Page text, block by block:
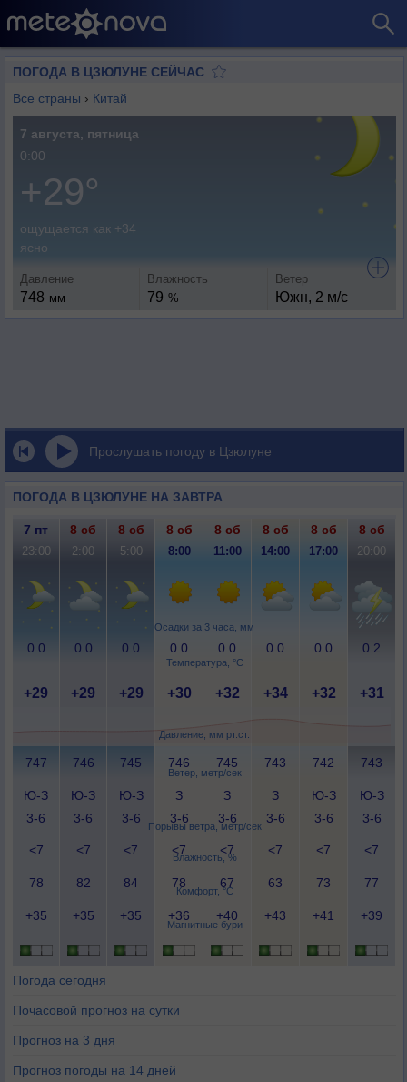
ПОГОДА В ЦЗЮЛУНЕ СЕЙЧАС
Все страны › Китай
7 августа, пятница
0:00
+29°
ощущается как +34
ясно
Давление
748 мм
Влажность
79 %
Ветер
Южн, 2 м/с
Прослушать погоду в Цзюлуне
ПОГОДА В ЦЗЮЛУНЕ НА ЗАВТРА
Осадки за 3 часа, мм
Температура, °C
Давление, мм рт.ст.
Ветер, метр/сек
Порывы ветра, метр/сек
Влажность, %
Комфорт, °C
Магнитные бури
7 пт 8 сб 8 сб 8 сб 8 сб 8 сб 8 сб 8 сб
23:00 2:00 5:00 8:00 11:00 14:00 17:00 20:00
0.0 0.0 0.0 0.0 0.0 0.0 0.0 0.2
+29 +29 +29 +30 +32 +34 +32 +31
747 746 745 746 745 743 742 743
Ю-З
3-6
Ю-З
3-6
Ю-З
3-6
З
3-6
З
3-6
З
3-6
Ю-З
3-6
Ю-З
3-6
<7 <7 <7 <7 <7 <7 <7 <7
78 82 84 78 67 63 73 77
+35 +35 +35 +36 +40 +43 +41 +39
Погода сегодня
Почасовой прогноз на сутки
Прогноз на 3 дня
Прогноз погоды на 14 дней